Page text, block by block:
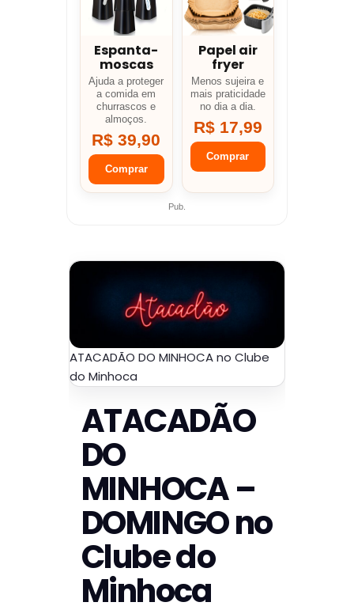
Espanta-
moscas
Ajuda a proteger
a comida em
churrascos e
almoços.
R$ 39,90
Comprar
Papel air
fryer
Menos sujeira e
mais praticidade
no dia a dia.
R$ 17,99
Comprar
Pub.
ATACADÃO DO MINHOCA no Clube
do Minhoca
ATACADÃO
DO
MINHOCA –
DOMINGO no
Clube do
Minhoca